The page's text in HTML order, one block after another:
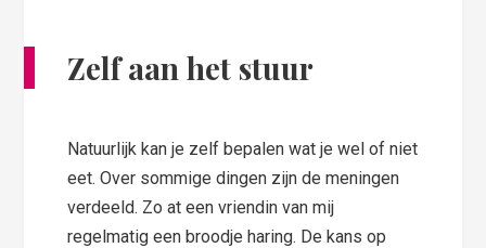
Zelf aan het stuur
Natuurlijk kan je zelf bepalen wat je wel of niet
eet. Over sommige dingen zijn de meningen
verdeeld. Zo at een vriendin van mij
regelmatig een broodje haring. De kans op